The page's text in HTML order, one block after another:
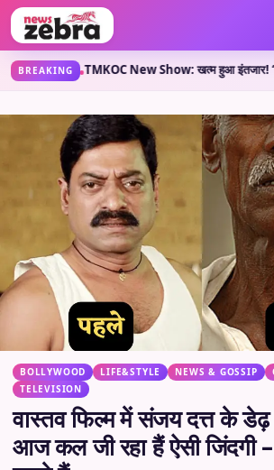
BREAKING
कहती है?•TMKOC New Show: खत्म हुआ इंतजार! ‘तारक
BOLLYWOOD LIFE&STYLE NEWS & GOSSIP
TELEVISION
वास्तव फिल्म में संजय दत्त के डेढ़
आज कल जी रहा हैं ऐसी जिंदगी